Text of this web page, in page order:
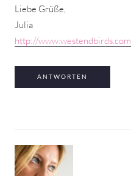
Liebe Grüße,
Julia
http://www.westendbirds.com
ANTWORTEN